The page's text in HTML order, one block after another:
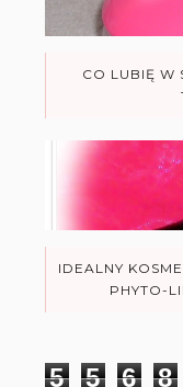
CO LUBIĘ W
IDEALNY
PHYTO-
5 5 6 8